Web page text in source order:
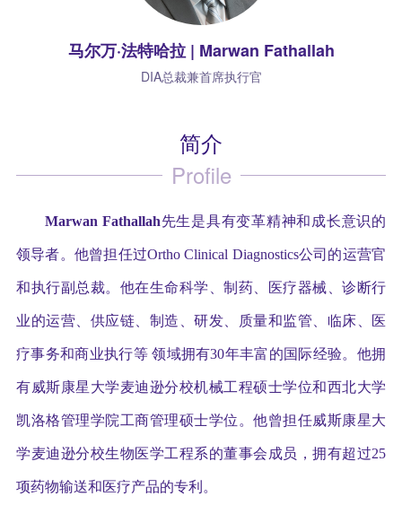
马尔万·法特哈拉 | Marwan Fathallah
DIA总裁兼首席执行官
简介
Profile
Marwan Fathallah先生是具有变革精神和成长意识的
领导者。他曾担任过Ortho Clinical Diagnostics公司的运营官
和执行副总裁。他在生命科学、制药、医疗器械、诊断行
业的运营、供应链、制造、研发、质量和监管、临床、医
疗事务和商业执行等 领域拥有30年丰富的国际经验。他拥
有威斯康星大学麦迪逊分校机械工程硕士学位和西北大学
凯洛格管理学院工商管理硕士学位。他曾担任威斯康星大
学麦迪逊分校生物医学工程系的董事会成员，拥有超过25
项药物输送和医疗产品的专利。